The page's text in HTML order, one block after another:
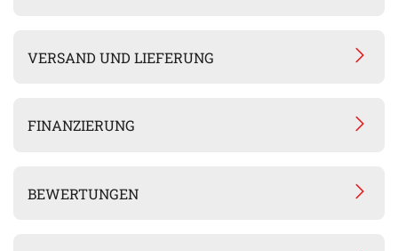
VERSAND UND LIEFERUNG
FINANZIERUNG
BEWERTUNGEN